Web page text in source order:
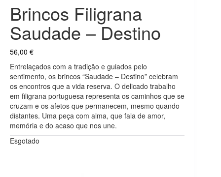
Brincos Filigrana
Saudade – Destino
56,00 €
Entrelaçados com a tradição e guiados pelo
sentimento, os brincos “Saudade – Destino” celebram
os encontros que a vida reserva. O delicado trabalho
em filigrana portuguesa representa os caminhos que se
cruzam e os afetos que permanecem, mesmo quando
distantes. Uma peça com alma, que fala de amor,
memória e do acaso que nos une.
Esgotado